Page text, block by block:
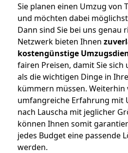
Sie planen einen Umzug von
und möchten dabei möglichst
Dann sind Sie bei uns genau
Netzwerk bieten Ihnen
kostengünstige
fairen Preisen, damit Sie sich
als die wichtigen Dinge in
kümmern müssen.
umfangreiche Erfahrung mit
nach Lauscha mit jeglicher
können Ihnen somit
jedes Budget eine passende
werden.